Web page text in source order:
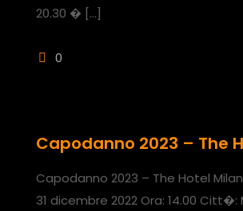
20.30 � […]
0
Capodanno 2023 – The
Capodanno 2023 – The Hotel
31 dicembre 2022 Ora: 14.00 Citt�: